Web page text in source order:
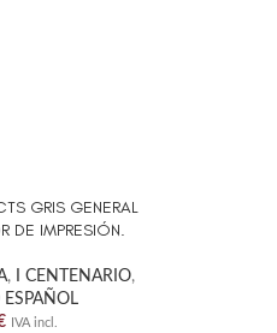
GRIS GENERAL
DE IMPRESIÓN.
, I CENTENARIO,
ESPAÑOL
IVA incl.